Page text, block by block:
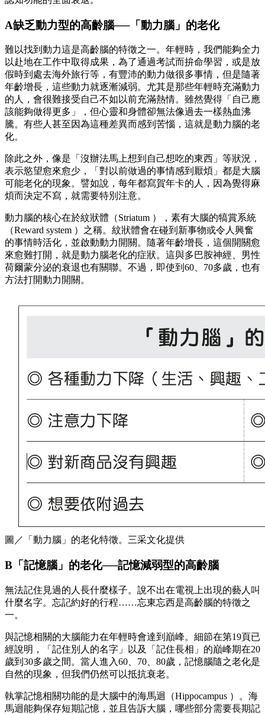
A缺乏動力型的高齡腦──「動力腦」的老化
難以找到動力這是高齡腦的特徵之一。年輕時，我們能夠全力
以赴地在工作中取得成果，為了通過考試而拚命學習，或是放
假時到處去海外旅行等，有豐沛的動力做很多事情，但是隨著
年齡增長，這些動力就逐漸減弱。尤其是那些年輕時充滿動力
的人，會很難接受自己不如以前充滿熱情。雖然覺得「自己應
該能夠做得更多」，但心靈和身體卻無法像過去一樣熱血沸
騰。有些人甚至因為這種差異而感到苦惱，這就是動力腦的老
化。
除此之外，像是「沒辦法馬上想到自己想吃的東西」等狀況，
表示慾望愈來愈少，「對以前做過的事情感到厭煩」都是大腦
可能老化的現象。譬如說，每年都寫賀年卡的人，因為覺得麻
煩而決定不寫，就需要特別注意。
動力腦的核心在於紋狀體（Striatum ），素有大腦的犒賞系統
（Reward system ）之稱。紋狀體會在碰到新事物或令人興奮
的事情時活化，並啟動動力開關。隨著年齡增長，這個開關愈
來愈難打開，就是動力腦老化的症狀。這與多巴胺神經、男性
荷爾蒙分泌的衰退也有關聯。不過，即使到60、70多歲，也有
方法打開動力開關。
圖／「動力腦」的老化特徵。三采文化提供
B「記憶腦」的老化──記憶減弱型的高齡腦
無法記住見過的人長什麼樣子。說不出在電視上出現的藝人叫
什麼名字。忘記約好的行程……忘東忘西是高齡腦的特徵之
一。
與記憶相關的大腦能力在年輕時會達到巔峰。細節在第19頁已
經說明，「記住別人的名字」以及「記住長相」的巔峰期在20
歲到30多歲之間。當人進入60、70、80歲，記憶腦隨之老化是
自然的現象，但我們仍然可以抵抗衰老。
執掌記憶相關功能的是大腦中的海馬迴（Hippocampus ）。海
馬迴能夠保存短期記憶，並且告訴大腦，哪些部分需要長期記